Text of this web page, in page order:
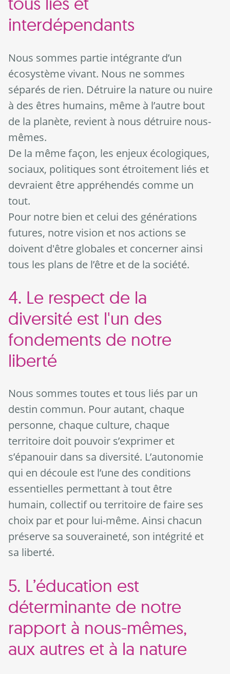
interdépendants
Nous sommes partie intégrante d’un
écosystème vivant. Nous ne sommes
séparés de rien. Détruire la nature ou nuire
à des êtres humains, même à l’autre bout
de la planète, revient à nous détruire nous-
mêmes.
De la même façon, les enjeux écologiques,
sociaux, politiques sont étroitement liés et
devraient être appréhendés comme un
tout.
Pour notre bien et celui des générations
futures, notre vision et nos actions se
doivent d'être globales et concerner ainsi
tous les plans de l’être et de la société.
4. Le respect de la
diversité est l'un des
fondements de notre
liberté
Nous sommes toutes et tous liés par un
destin commun. Pour autant, chaque
personne, chaque culture, chaque
territoire doit pouvoir s’exprimer et
s’épanouir dans sa diversité. L’autonomie
qui en découle est l’une des conditions
essentielles permettant à tout être
humain, collectif ou territoire de faire ses
choix par et pour lui-même. Ainsi chacun
préserve sa souveraineté, son intégrité et
sa liberté.
5. L’éducation est
déterminante de notre
rapport à nous-mêmes,
aux autres et à la nature